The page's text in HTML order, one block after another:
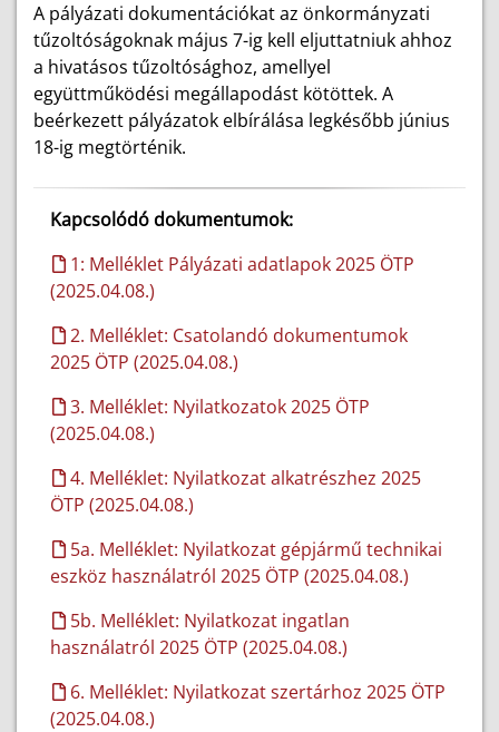
A pályázati dokumentációkat az önkormányzati
tűzoltóságoknak május 7-ig kell eljuttatniuk ahhoz
a hivatásos tűzoltósághoz, amellyel
együttműködési megállapodást kötöttek. A
beérkezett pályázatok elbírálása legkésőbb június
18-ig megtörténik.
Kapcsolódó dokumentumok:
1: Melléklet Pályázati adatlapok 2025 ÖTP
(2025.04.08.)
2. Melléklet: Csatolandó dokumentumok
2025 ÖTP (2025.04.08.)
3. Melléklet: Nyilatkozatok 2025 ÖTP
(2025.04.08.)
4. Melléklet: Nyilatkozat alkatrészhez 2025
ÖTP (2025.04.08.)
5a. Melléklet: Nyilatkozat gépjármű technikai
eszköz használatról 2025 ÖTP (2025.04.08.)
5b. Melléklet: Nyilatkozat ingatlan
használatról 2025 ÖTP (2025.04.08.)
6. Melléklet: Nyilatkozat szertárhoz 2025 ÖTP
(2025.04.08.)